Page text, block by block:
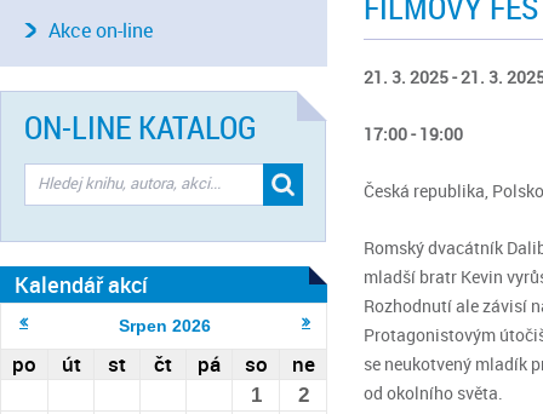
21. 3. 2025 - 21. 3.
17:00 - 19:00
Česká republika,
Romský dvacátník
mladší bratr Kevin
Rozhodnutí ale závisí
Protagonistovým
se neukotvený mladík
od okolního světa.
Akce on-line
ON-LINE KATALOG
Kalendář akcí
Srpen 2026
po út st čt pá so ne
1
2